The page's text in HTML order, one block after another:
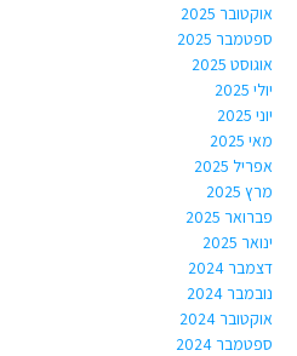
אוקטובר 2025
ספטמבר 2025
אוגוסט 2025
יולי 2025
יוני 2025
מאי 2025
אפריל 2025
מרץ 2025
פברואר 2025
ינואר 2025
דצמבר 2024
נובמבר 2024
אוקטובר 2024
ספטמבר 2024